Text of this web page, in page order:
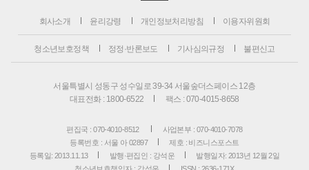
회사소개 윤리강령 개인정보처리방침 이용자위원회
청소년보호정책 정정·반론보도 기사심의규정 불편신고
서울특별시 성동구 성수일로 39-34 서울숲더스페이스 12층
대표전화 : 1800-6522
팩스 : 070-4015-8658
편집국 : 070-4010-8512
사업본부 : 070-4010-7078
등록번호 : 서울 아 02897
제호 : 비즈니스포스트
등록일: 2013.11.13
발행·편집인 : 강석운
발행일자: 2013년 12월 2일